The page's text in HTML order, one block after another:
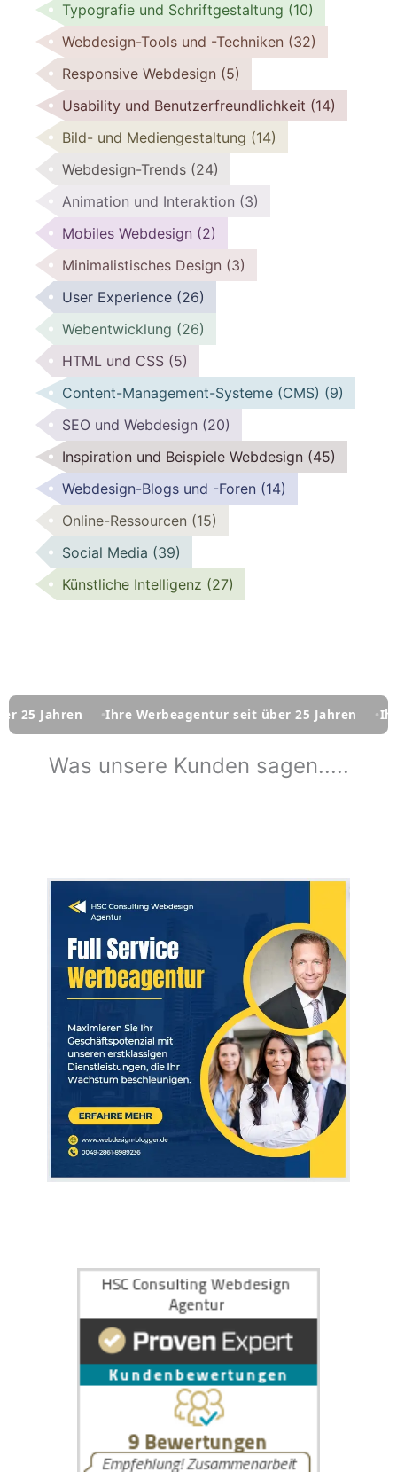
Typografie und Schriftgestaltung (10)
Webdesign-Tools und -Techniken (32)
Responsive Webdesign (5)
Usability und Benutzerfreundlichkeit (14)
Bild- und Mediengestaltung (14)
Webdesign-Trends (24)
Animation und Interaktion (3)
Mobiles Webdesign (2)
Minimalistisches Design (3)
User Experience (26)
Webentwicklung (26)
HTML und CSS (5)
Content-Management-Systeme (CMS) (9)
SEO und Webdesign (20)
Inspiration und Beispiele Webdesign (45)
Webdesign-Blogs und -Foren (14)
Online-Ressourcen (15)
Social Media (39)
Künstliche Intelligenz (27)
Ihre Werbeagentur seit über 25 Jahren Ihre
Was unsere Kunden sagen.....